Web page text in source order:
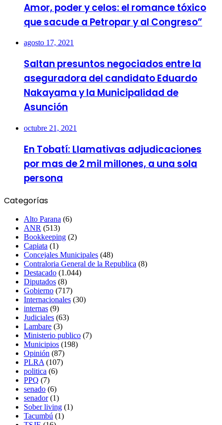
Amor, poder y celos: el romance tóxico
que sacude a Petropar y al Congreso”
agosto 17, 2021
Saltan presuntos negociados entre la
aseguradora del candidato Eduardo
Nakayama y la Municipalidad de
Asunción
octubre 21, 2021
En Tobatí: Llamativas adjudicaciones
por mas de 2 mil millones, a una sola
persona
Categorías
Alto Parana (6)
ANR (513)
Bookkeeping (2)
Capiata (1)
Concejales Municipales (48)
Contraloria General de la Republica (8)
Destacado (1.044)
Diputados (8)
Gobierno (717)
Internacionales (30)
internas (9)
Judiciales (63)
Lambare (3)
Ministerio publico (7)
Municipios (198)
Opinión (87)
PLRA (107)
politica (6)
PPQ (7)
senado (6)
senador(1)
Sober living (1)
Tacumbú (1)